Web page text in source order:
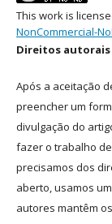
This work is
NonCommercial-
Direitos autorais
Após a aceitação
preencher um
divulgação do
fazer o trabalho
precisamos dos
aberto, usamos
autores mantêm